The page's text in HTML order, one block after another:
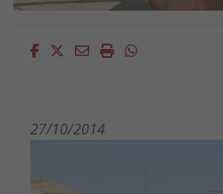
Facebook
Twitter
EmailImprimirWhatsapp
27/10/2014